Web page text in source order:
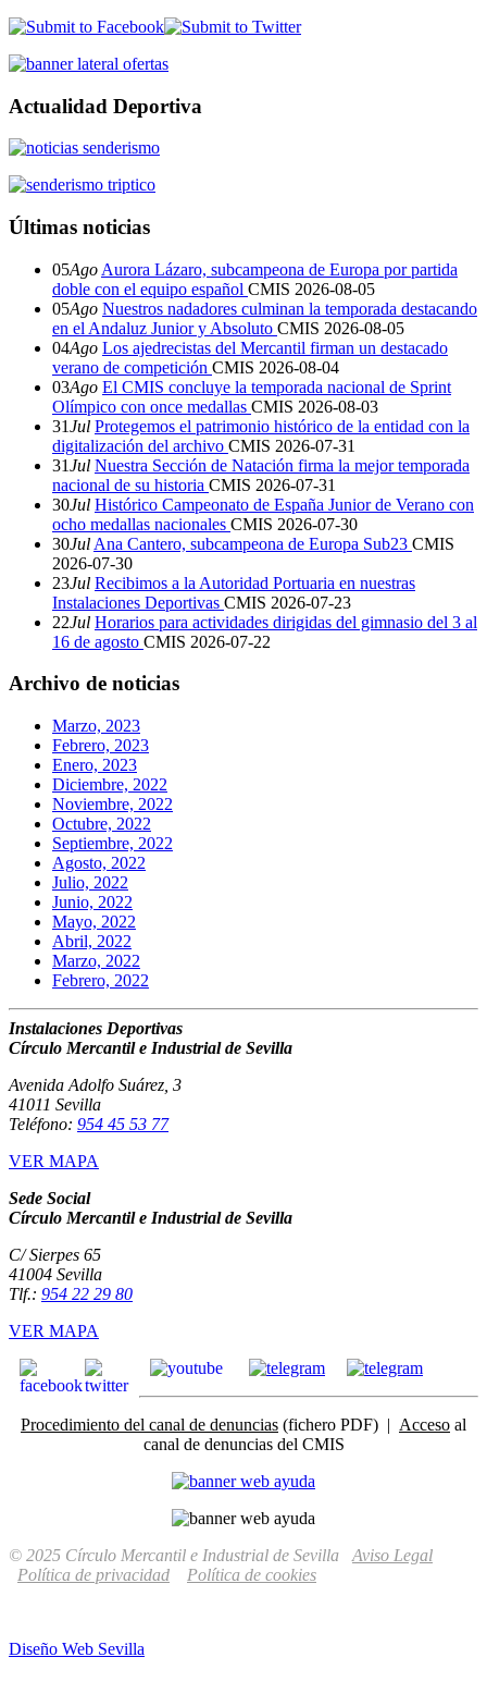
Actualidad Deportiva
Últimas noticias
05Ago Aurora Lázaro, subcampeona de Europa por partida
doble con el equipo español CMIS 2026-08-05
05Ago Nuestros nadadores culminan la temporada destacando
en el Andaluz Junior y Absoluto CMIS 2026-08-05
04Ago Los ajedrecistas del Mercantil firman un destacado
verano de competición CMIS 2026-08-04
03Ago El CMIS concluye la temporada nacional de Sprint
Olímpico con once medallas CMIS 2026-08-03
31Jul Protegemos el patrimonio histórico de la entidad con la
digitalización del archivo CMIS 2026-07-31
31Jul Nuestra Sección de Natación firma la mejor temporada
nacional de su historia CMIS 2026-07-31
30Jul Histórico Campeonato de España Junior de Verano con
ocho medallas nacionales CMIS 2026-07-30
30Jul Ana Cantero, subcampeona de Europa Sub23 CMIS
2026-07-30
23Jul Recibimos a la Autoridad Portuaria en nuestras
Instalaciones Deportivas CMIS 2026-07-23
22Jul Horarios para actividades dirigidas del gimnasio del 3 al
16 de agosto CMIS 2026-07-22
Archivo de noticias
Marzo, 2023
Febrero, 2023
Enero, 2023
Diciembre, 2022
Noviembre, 2022
Octubre, 2022
Septiembre, 2022
Agosto, 2022
Julio, 2022
Junio, 2022
Mayo, 2022
Abril, 2022
Marzo, 2022
Febrero, 2022
Instalaciones Deportivas
Círculo Mercantil e Industrial de Sevilla
Avenida Adolfo Suárez, 3
41011 Sevilla
Teléfono: 954 45 53 77
VER MAPA
Sede Social
Círculo Mercantil e Industrial de Sevilla
C/ Sierpes 65
41004 Sevilla
Tlf.: 954 22 29 80
VER MAPA
Procedimiento del canal de denuncias (fichero PDF) | Acceso al
canal de denuncias del CMIS
© 2025 Círculo Mercantil e Industrial de Sevilla Aviso Legal
Política de privacidad
Política de cookies
Diseño Web Sevilla